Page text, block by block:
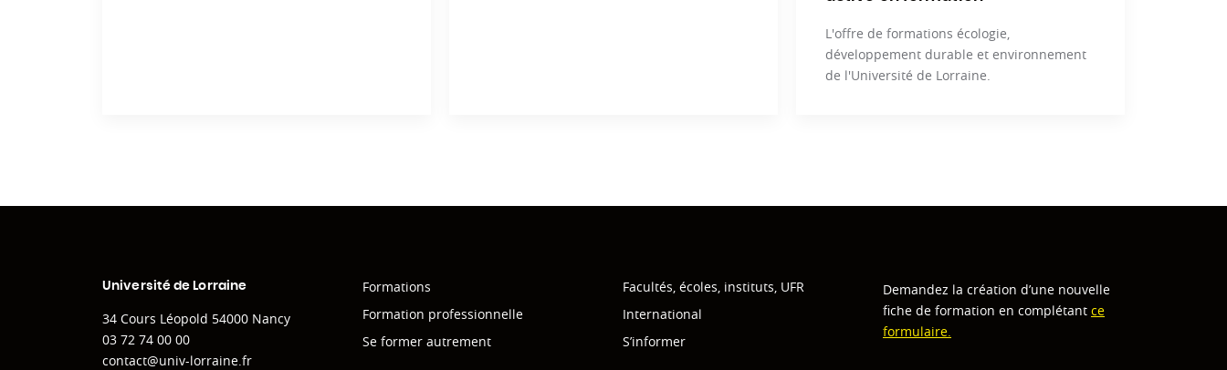
L'offre de formations écologie,
développement durable et environnement
de l'Université de Lorraine.
Université de Lorraine
34 Cours Léopold 54000 Nancy
03 72 74 00 00
contact@univ-lorraine.fr
Formations
Formation professionnelle
Se former autrement
Facultés, écoles, instituts, UFR
International
S’informer
Demandez la création d’une nouvelle
fiche de formation en complétant ce
formulaire.